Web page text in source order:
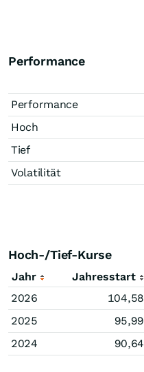
Performance
Performance
Hoch
Tief
Volatilität
Hoch-/Tief-Kurse
Jahr Jahresstart
2026
104,58
2025
95,99
2024
90,64